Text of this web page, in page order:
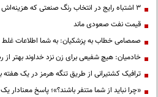
3 اشتباه رایج در انتخاب رنگ صنعتی که هزینه‌اش را سال‌ها می‌پردازید...
قیمت نفت صعودی ماند
صمصامی خطاب به پزشکیان: به شما اطلاعات غلط
خادمیان: هیچ شفیعی برای زن نزد خداوند بهتر
ترافیک کشتیرانی از طریق تنگه هرمز در یک هفته به ۳۳ کشتی کاهش
«چرا نباید از شما متنفر باشند؟»؛ پاسخ معنادار